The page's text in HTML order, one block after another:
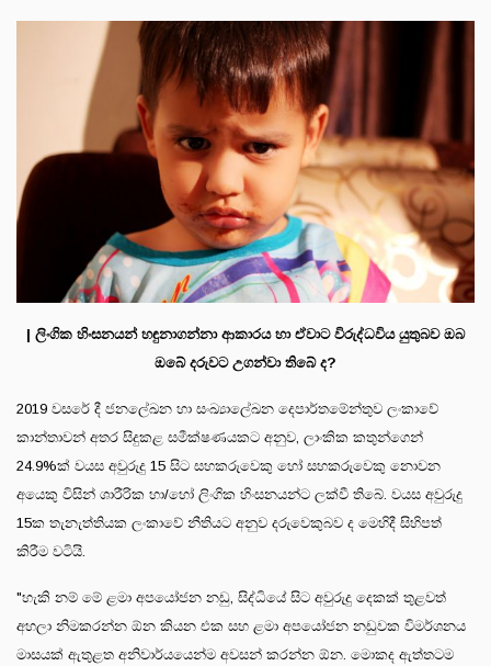
| ලිංගික හිංසනයන් හඳුනාගන්නා ආකාරය හා ඒවාට විරුද්ධවිය යුතුබව ඔබ
ඔබේ දරුවට උගන්වා තිබේ ද?
2019 වසරේ දී ජනලේඛන හා සංඛ්‍යාලේඛන දෙපාර්තමේන්තුව ලංකාවේ
කාන්තාවන් අතර සිදුකළ සමීක්ෂණයකට අනුව, ලාංකික කතුන්ගෙන්
24.9%ක් වයස අවුරුදු 15 සිට සහකරුවෙකු හෝ සහකරුවෙකු නොවන
අයෙකු විසින් ශාරීරික හා/හෝ ලිංගික හිංසනයන්ට ලක්වී තිබේ. වයස අවුරුදු
15ක තැනැත්තියක ලංකාවේ නීතියට අනුව දරුවෙකුබව ද මෙහිදී සිහිපත්
කිරීම වටියි.
"හැකි නම් මේ ළමා අපයෝජන නඩු, සිද්ධියේ සිට අවුරුදු දෙකක් තුළවත්
අහලා නිමකරන්න ඕන කියන එක සහ ළමා අපයෝජන නඩුවක විමර්ශනය
මාසයක් ඇතුළත අනිවාර්යයෙන්ම අවසන් කරන්න ඕන. මොකද ඇත්තටම